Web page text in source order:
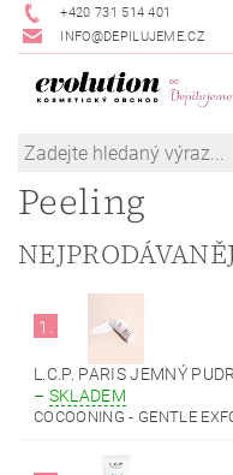
+420 731 514 401
INFO@DEPILUJEME.CZ
Peeling
1.
L.C.P. PARIS JEMNÝ
– SKLADEM
COCOONING - GENTLE